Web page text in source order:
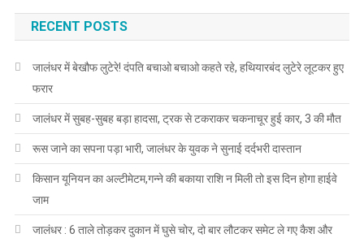
RECENT POSTS
जालंधर में बेखौफ लुटेरे! दंपति बचाओ बचाओ कहते रहे, हथियारबंद लुटेरे लूटकर हुए
फरार
जालंधर में सुबह-सुबह बड़ा हादसा, ट्रक से टकराकर चकनाचूर हुई कार, 3 की मौत
रूस जाने का सपना पड़ा भारी, जालंधर के युवक ने सुनाई दर्दभरी दास्तान
किसान यूनियन का अल्टीमेटम,गन्ने की बकाया राशि न मिली तो इस दिन होगा हाईवे
जाम
जालंधर : 6 ताले तोड़कर दुकान में घुसे चोर, दो बार लौटकर समेट ले गए कैश और